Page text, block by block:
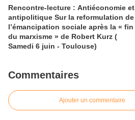
Rencontre-lecture : Antiéconomie et
antipolitique Sur la reformulation de
l’émancipation sociale après la « fin
du marxisme » de Robert Kurz (
Samedi 6 juin - Toulouse)
Commentaires
Ajouter un commentaire